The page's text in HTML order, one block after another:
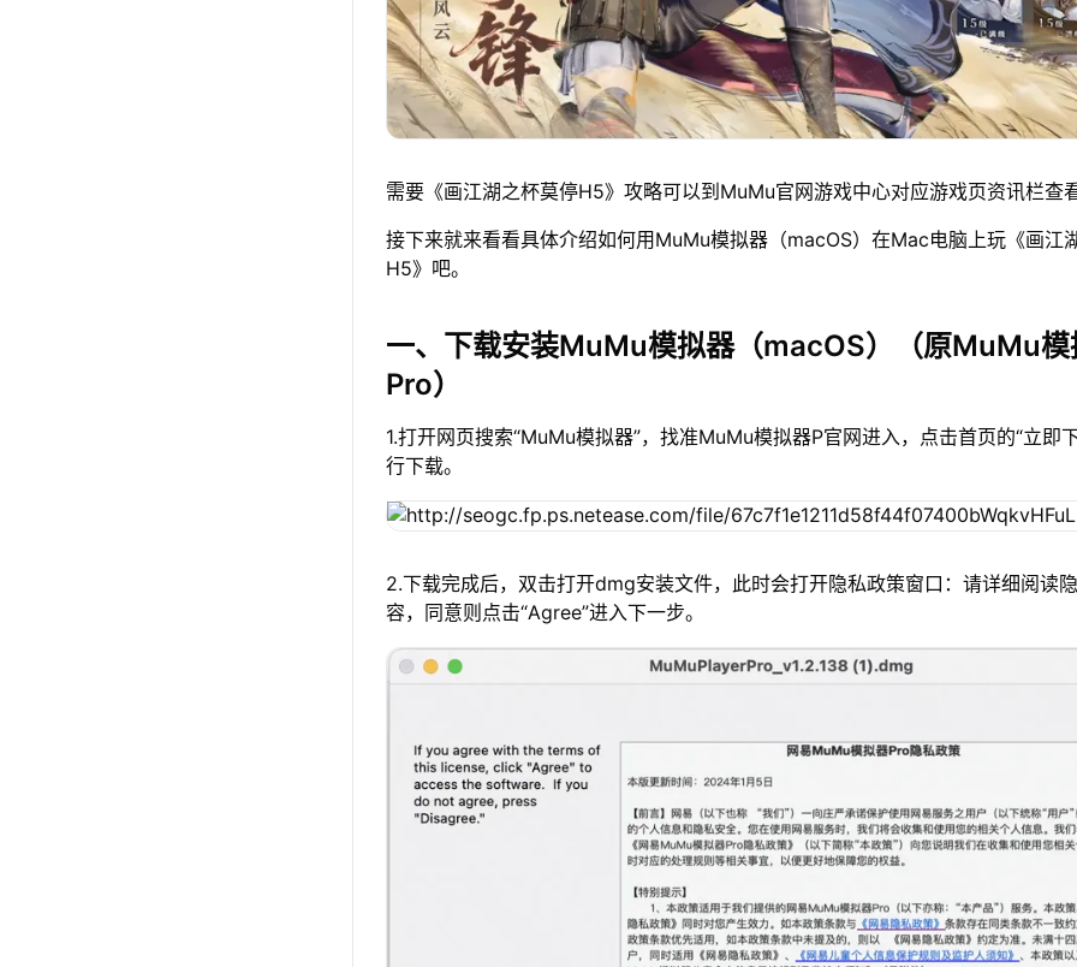
需要《画江湖之杯莫停H5》攻略可以到MuMu官网游戏中心对应游戏页资讯栏查
接下来就来看看具体介绍如何用MuMu模拟器（macOS）在Mac电脑上玩《画江
H5》吧。
一、下载安装MuMu模拟器（macOS）（原MuMu模
Pro）
1.打开网页搜索“MuMu模拟器”，找准MuMu模拟器P官网进入，点击首页的“立即
行下载。
2.下载完成后，双击打开dmg安装文件，此时会打开隐私政策窗口：请详细阅读
容，同意则点击“Agree”进入下一步。